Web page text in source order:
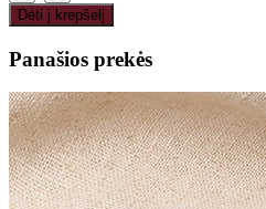
Dėti į krepšelį
Panašios prekės